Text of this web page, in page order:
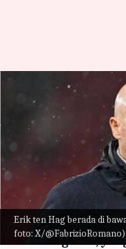
Erik ten Hag berada di
foto: X/@FabrizioRomano)
Manchester
pasca Alex
Nov 06,
Apa ceritanya
Era tersukses
Alex Ferguson,